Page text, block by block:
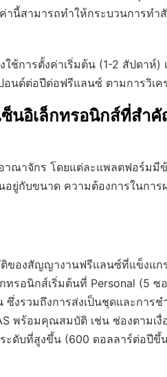
ค่านี้สามารถทำให้กระบวนการท
ใช้การตั้งค่าเริ่มต้น (1-2 สัปดา
นด์ต่อปีต่อฟรีแลนซ์ ตามการวิเค
ซ็นอิเล็กทรอนิกส์ที่ส
ณาจักร โดยแต่ละแพลตฟอร์มมี
อยู่กับขนาด ความต้องการในกา
ของสัญญางานฟรีแลนซ์ที่แข็งแก
ทรอนิกส์เริ่มต้นที่ Personal (5
ซึ่งรวมถึงการส่งเป็นชุดและการ
พร้อมคุณสมบัติ เช่น ช่องตามเ
ระดับที่สูงขึ้น (600 ดอลลาร์ต่อปี